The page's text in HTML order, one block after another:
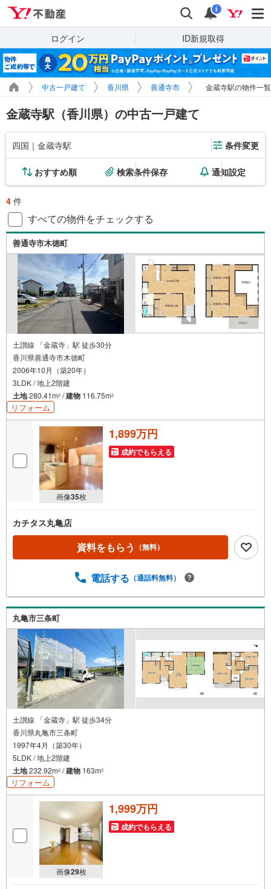
検索 通知
i
ログイン ID新規取得
中古一戸建て 香川県 善通寺市 金蔵寺駅の物件一覧
金蔵寺駅（香川県）の中古一戸建て
四国｜金蔵寺駅 条件変更
おすすめ順 検索条件保存 通知設定
4 件
すべての物件をチェックする
善通寺市木徳町
土讃線 「金蔵寺」駅 徒歩30分
香川県善通寺市木徳町
2006年10月（築20年）
3LDK / 地上2階建
土地280.41m2 /建物 116.75m2
リフォーム
画像35枚
1,899万円
成約でもらえる
カチタス丸亀店
資料をもらう （無料）
電話する （通話料無料）
丸亀市三条町
土讃線 「金蔵寺」駅 徒歩34分
香川県丸亀市三条町
1997年4月（築30年）
5LDK / 地上2階建
土地232.92m2 /建物 163m2
リフォーム
画像29枚
1,999万円
成約でもらえる